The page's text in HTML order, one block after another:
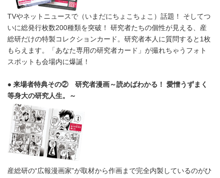
TVやネットニュースで（いまだにちょこちょこ）話題！ そしてつ
いに総発行枚数200種類を突破！ 研究者たちの個性が見える、産
総研だけの特製コレクションカード。研究者本人に質問すると1枚
もらえます。「あなた専用の研究者カード」が撮れちゃうフォト
スポットも会場内に爆誕！
● 来場者特典その② 研究者漫画～読めばわかる！ 愛憎うずまく
等身大の研究人生。～
産総研の“広報漫画家”が取材から作画まで完全内製しているのがひ